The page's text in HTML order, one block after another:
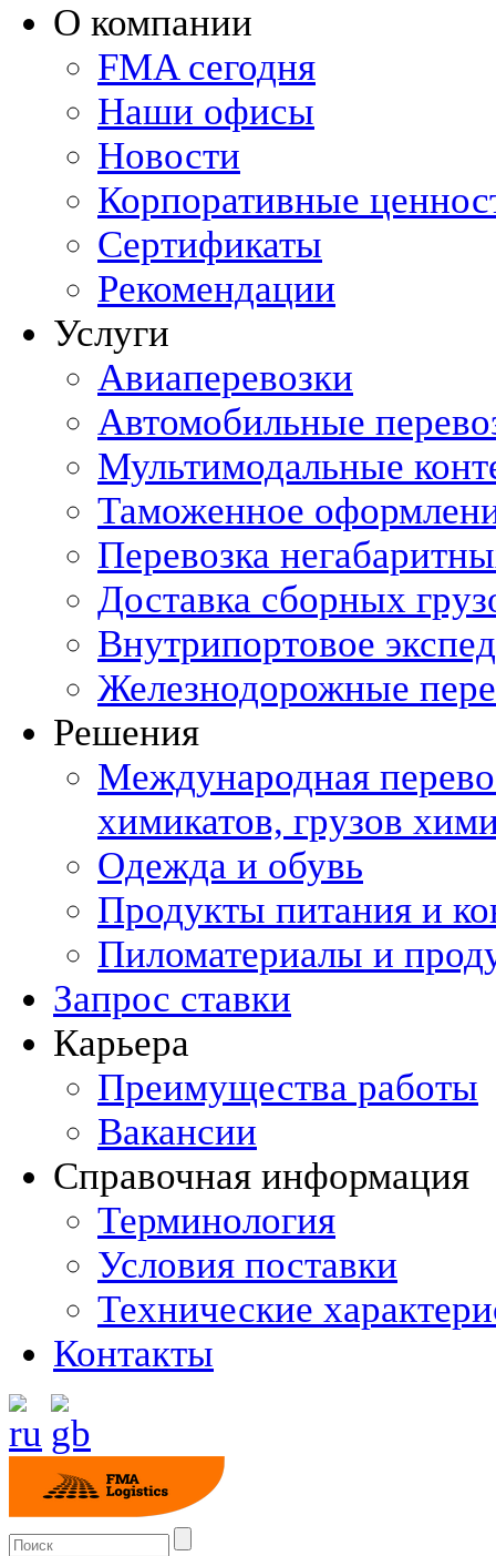
О компании
FMA сегодня
Наши офисы
Новости
Корпоративные
Сертификаты
Рекомендации
Услуги
Авиаперевозки
Автомобильные
Мультимодальные
Таможенное
Перевозка
Доставка сборных
Внутрипортовое
Железнодорожные
Решения
Международная
химикатов, грузов
Одежда и обувь
Продукты питания и
Пиломатериалы и
Запрос ставки
Карьера
Преимущества работы
Вакансии
Справочная информация
Терминология
Условия поставки
Технические
Контакты